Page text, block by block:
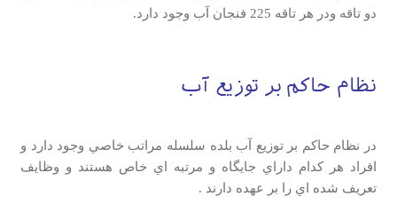
دو تاقه ودر هر تاقه 225 فنجان آب وجود دارد.
نظام حاكم بر توزيع آب
در نظام حاكم بر توزيع آب بلده سلسله مراتب خاصي وجود دارد و
افراد هر كدام داراي جايگاه و مرتبه اي خاص هستند و وظايف
تعريف شده اي را بر عهده دارند .